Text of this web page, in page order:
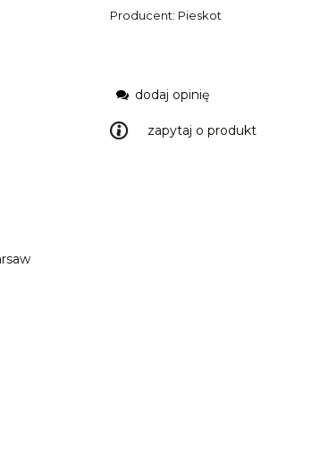
Producent: Pieskot
zapytaj o produkt
dodaj opinię